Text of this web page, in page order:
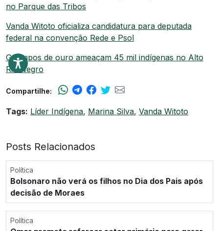
no Parque das Tribos
Vanda Witoto oficializa candidatura para deputada
federal na convenção Rede e Psol
Garimpos de ouro ameaçam 45 mil indígenas no Alto
Rio Negro
Compartilhe:
Tags: Líder Indígena, Marina Silva, Vanda Witoto
Posts Relacionados
Política
Bolsonaro não verá os filhos no Dia dos Pais após
decisão de Moraes
Política